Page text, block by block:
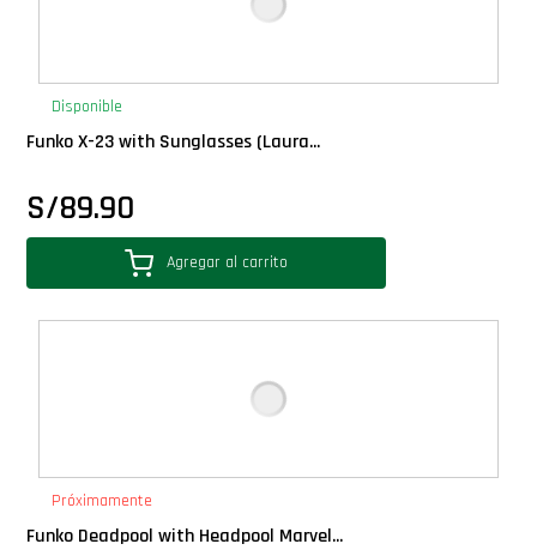
Premium
PRÓXIMAMENTE
Star Wars Oferta
Disponible
Funko X-23 with Sunglasses (Laura...
S/89.90
Agregar al carrito
Próximamente
Funko Deadpool with Headpool Marvel...